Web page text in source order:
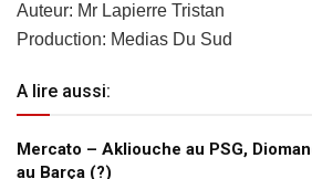
Auteur: Mr Lapierre Tristan
Production: Medias Du Sud
A lire aussi:
Mercato – Akliouche au PSG,
au Barça (?)